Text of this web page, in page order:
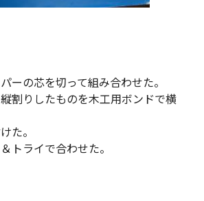
ーの芯を切って組み合わせた。
割りしたものを木工用ボンドで横
た。
トライで合わせた。